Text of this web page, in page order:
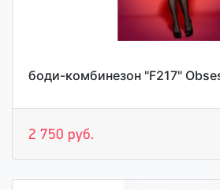
боди-комбинезон "F217"
2 750 руб.